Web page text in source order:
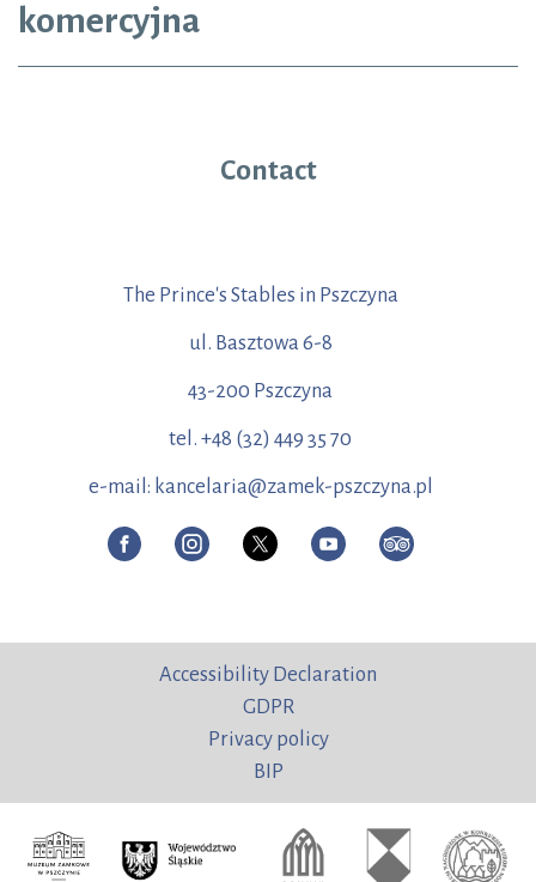
komercyjna
Contact
The Prince's Stables in Pszczyna
ul. Basztowa 6-8
43-200 Pszczyna
tel. +48 (32) 449 35 70
e-mail: kancelaria@zamek-pszczyna.pl
Accessibility Declaration
GDPR
Privacy policy
BIP